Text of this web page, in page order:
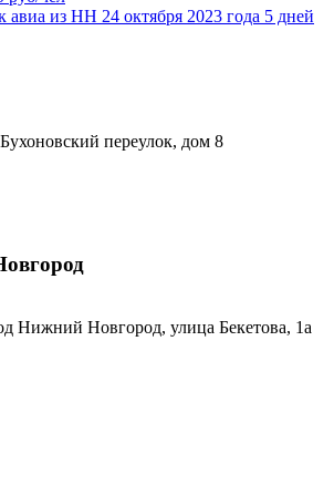
авиа из НН 24 октября 2023 года 5 дней
переулок, дом 8
Нижний Новгород, улица Бекетова, 1а